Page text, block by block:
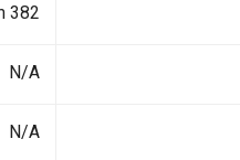
382 Nm
N/A
N/A